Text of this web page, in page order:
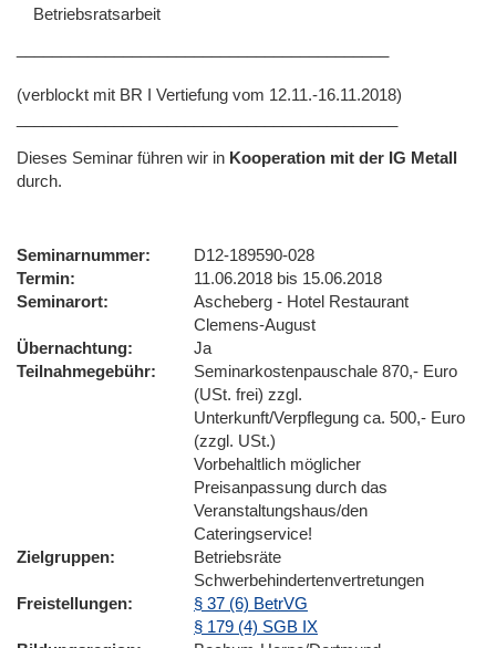
Betriebsratsarbeit
(verblockt mit BR I Vertiefung vom 12.11.-16.11.2018)
Dieses Seminar führen wir in Kooperation mit der IG Metall
durch.
Seminarnummer
D12-189590-028
Termin
11.06.2018 bis 15.06.2018
Seminarort
Ascheberg - Hotel Restaurant
Clemens-August
Übernachtung
Ja
Teilnahmegebühr
Seminarkostenpauschale 870,- Euro
(USt. frei) zzgl.
Unterkunft/Verpflegung ca. 500,- Euro
(zzgl. USt.)
Vorbehaltlich möglicher
Preisanpassung durch das
Veranstaltungshaus/den
Cateringservice!
Zielgruppen
Betriebsräte
Schwerbehindertenvertretungen
Freistellungen
§ 37 (6) BetrVG
§ 179 (4) SGB IX